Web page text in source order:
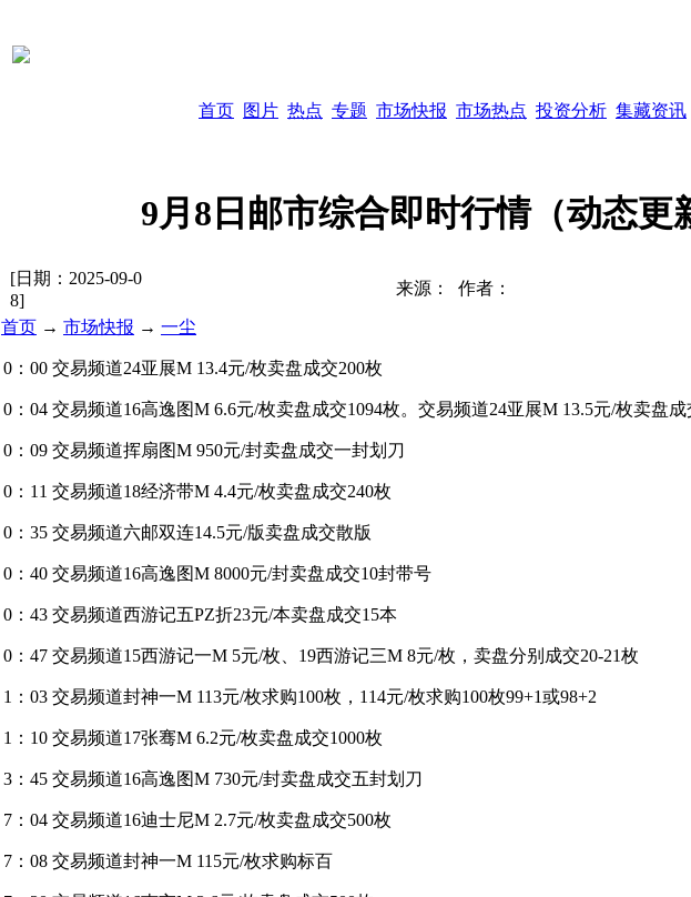
首页 图片 热点 专题 市场快报 市场热点 投资分析 集藏资讯
9月8日邮市综合即时行情（动态更
[日期： 2025-09-0
8]
来源： 作者：
首页 → 市场快报 → 一尘
0：00 交易频道24亚展M 13.4元/枚卖盘成交200枚
0：04 交易频道16高逸图M 6.6元/枚卖盘成交1094枚。交易频道24亚展M 13.5元/枚卖盘成
0：09 交易频道挥扇图M 950元/封卖盘成交一封划刀
0：11 交易频道18经济带M 4.4元/枚卖盘成交240枚
0：35 交易频道六邮双连14.5元/版卖盘成交散版
0：40 交易频道16高逸图M 8000元/封卖盘成交10封带号
0：43 交易频道西游记五PZ折23元/本卖盘成交15本
0：47 交易频道15西游记一M 5元/枚、19西游记三M 8元/枚，卖盘分别成交20-21枚
1：03 交易频道封神一M 113元/枚求购100枚，114元/枚求购100枚99+1或98+2
1：10 交易频道17张骞M 6.2元/枚卖盘成交1000枚
3：45 交易频道16高逸图M 730元/封卖盘成交五封划刀
7：04 交易频道16迪士尼M 2.7元/枚卖盘成交500枚
7：08 交易频道封神一M 115元/枚求购标百